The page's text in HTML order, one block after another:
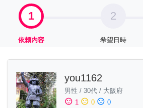
1
依頼内容
2
希望日時
you1162
男性 / 30代 / 大阪府
sentiment_satisfied 1 sentiment_neutral 0 sentiment_dissatisfied 0